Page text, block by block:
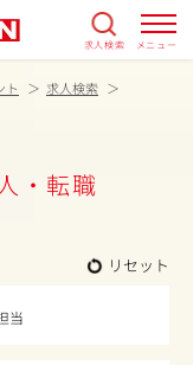
求人検索 メニュー
ト
求人検索
・転職
リセット
当